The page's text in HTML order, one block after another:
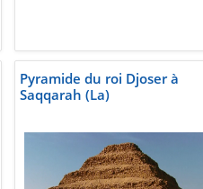
Pyramide du roi Djoser à
Saqqarah (La)